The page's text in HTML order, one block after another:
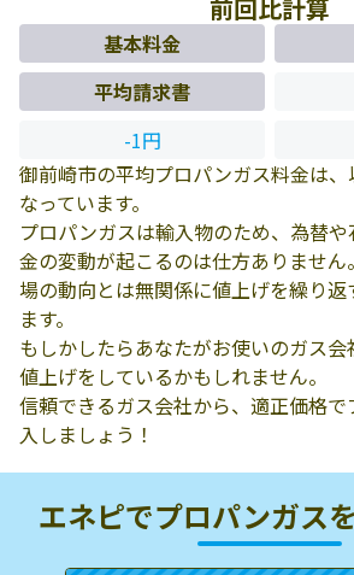
前回比計算
基本料金
平均請求書
-1円
御前崎市の平均プロパンガス料金は
なっています。
プロパンガスは輸入物のため、為替
金の変動が起こるのは仕方ありませ
場の動向とは無関係に値上げを繰り
ます。
もしかしたらあなたがお使いのガス
値上げをしているかもしれません。
信頼できるガス会社から、適正価格
入しましょう！
エネピでプロパンガスを